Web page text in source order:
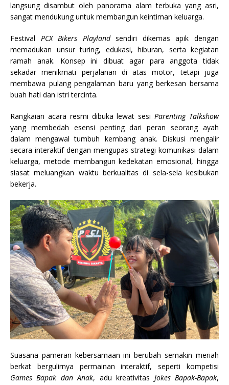
langsung disambut oleh panorama alam terbuka yang asri,
sangat mendukung untuk membangun keintiman keluarga.
Festival PCX Bikers Playlandsendiri dikemas apik dengan
memadukan unsur turing, edukasi, hiburan, serta kegiatan
ramah anak. Konsep ini dibuat agar para anggota tidak
sekadar menikmati perjalanan di atas motor, tetapi juga
membawa pulang pengalaman baru yang berkesan bersama
buah hati dan istri tercinta.
Rangkaian acara resmi dibuka lewat sesiParenting Talkshow
yang membedah esensi penting dari peran seorang ayah
dalam mengawal tumbuh kembang anak. Diskusi mengalir
secara interaktif dengan mengupas strategi komunikasi dalam
keluarga, metode membangun kedekatan emosional, hingga
siasat meluangkan waktu berkualitas di sela-sela kesibukan
bekerja.
Suasana pameran kebersamaan ini berubah semakin meriah
berkat bergulirnya permainan interaktif, seperti kompetisi
Games Bapak dan Anak, adu kreativitas Jokes Bapak-Bapak,